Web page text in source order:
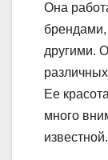
Она
брендами,
другими.
Ее
много
известной.